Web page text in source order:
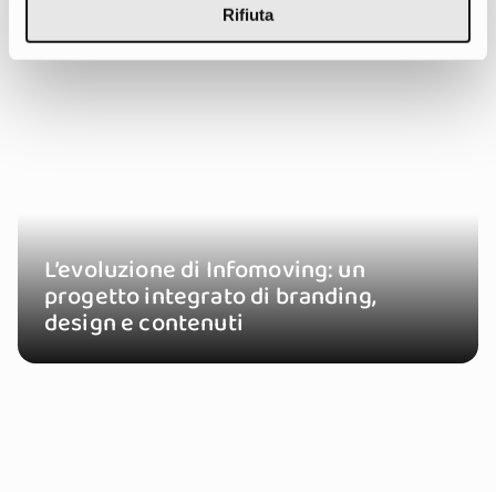
Rifiuta
L’evoluzione di Infomoving: un
progetto integrato di branding,
design e contenuti